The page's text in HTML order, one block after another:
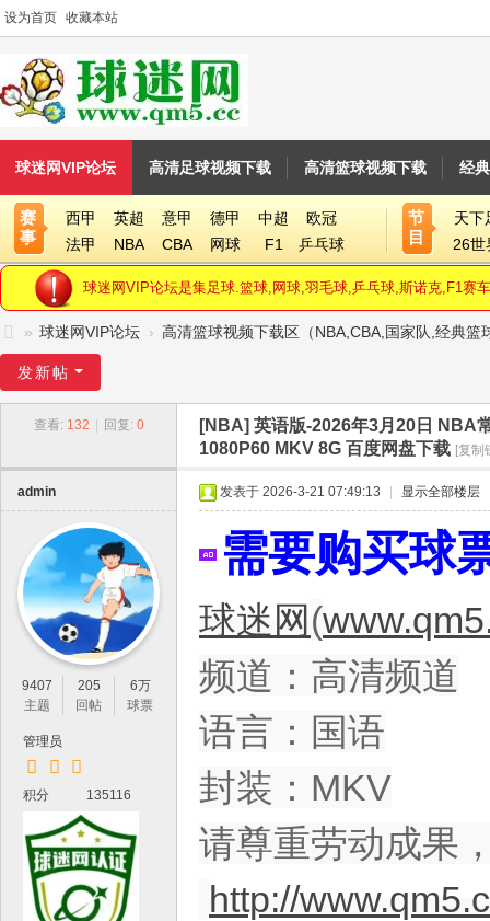
设为首页 收藏本站
球迷网VIP论坛 高清足球视频下载 高清篮球视频下载 经
赛
事
西甲 英超 意甲 德甲 中超
欧冠
法甲
NBA CBA 网球 F1 乒乓球
节
目
天下
26世
球迷网VIP论坛是集足球.篮球,网球,羽毛球,乒乓球,斯诺克,F1赛
迷
» 球迷网VIP论坛 › 高清篮球视频下载区（NBA,CBA,国家队,经典篮
发新帖
查看: 132 回复: 0 [NBA] 英语版-2026年3月20日 NBA
1080P60 MKV 8G 百度网盘下载 [复制
admin
9407
主题
205
回帖
6万
球票
管理员
积分 135116
发表于 2026-3-21 07:49:13 显示全部楼层
需要购买球
球迷网 (
频道：高清频道
语言：国语
封装：MKV
请尊重劳动成果
http://